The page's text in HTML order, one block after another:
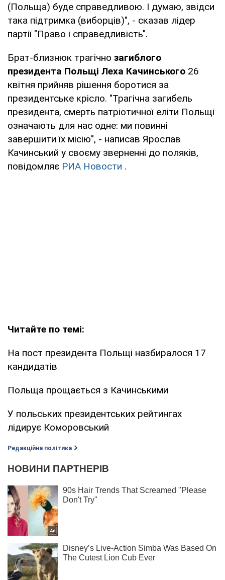
(Польща) буде справедливою. І думаю, звідси
така підтримка (виборців)", - сказав лідер
партії "Право і справедливість".
Брат-близнюк трагічно загиблого
президента Польщі Леха Качинського 26
квітня прийняв рішення боротися за
президентське крісло. "Трагічна загибель
президента, смерть патріотичної еліти Польщі
означають для нас одне: ми повинні
завершити їх місію", - написав Ярослав
Качинський у своєму зверненні до поляків,
повідомляє РИА Новости .
Читайте по темі:
На пост президента Польщі назбиралося 17
кандидатів
Польща прощається з Качинськими
У польських президентських рейтингах
лідирує Коморовський
Редакційна політика